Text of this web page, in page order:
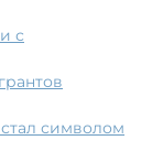
с
символом